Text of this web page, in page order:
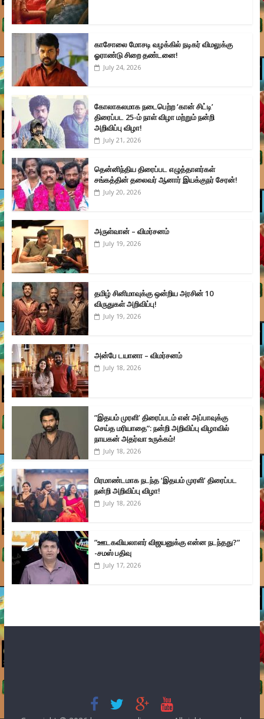
காசோலை மோசடி வழக்கில் நடிகர் விமலுக்கு
ஓராண்டு சிறை தண்டனை!
July 24, 2026
கோலாகலமாக நடைபெற்ற ‘கான் சிட்டி’
திரைப்பட 25-ம் நாள் விழா மற்றும் நன்றி
அறிவிப்பு விழா!
July 21, 2026
தென்னிந்திய திரைப்பட எழுத்தாளர்கள்
சங்கத்தின் தலைவர் ஆனார் இயக்குநர் சேரன்!
July 20, 2026
அருள்வான் – விமர்சனம்
July 19, 2026
தமிழ் சினிமாவுக்கு ஒன்றிய அரசின் 10
விருதுகள் அறிவிப்பு!
July 19, 2026
அன்பே டயானா – விமர்சனம்
July 18, 2026
”இதயம் முரளி’ திரைப்படம் என் அப்பாவுக்கு
செய்த மரியாதை”: நன்றி அறிவிப்பு விழாவில்
நாயகன் அதர்வா உருக்கம்!
July 18, 2026
பிரமாண்டமாக நடந்த ‘இதயம் முரளி’ திரைப்பட
நன்றி அறிவிப்பு விழா!
July 18, 2026
”ஊடகவியலாளர் விஜயனுக்கு என்ன நடந்தது?”
-சமஸ் பதிவு
July 17, 2026